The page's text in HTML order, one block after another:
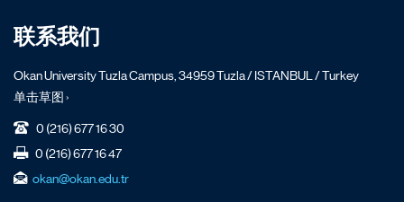
联系我们
Okan University Tuzla Campus, 34959 Tuzla / ISTANBUL / Turkey
单击草图 ›
0 (216) 677 16 30
0 (216) 677 16 47
okan@okan.edu.tr